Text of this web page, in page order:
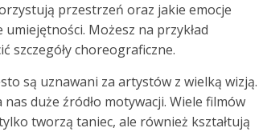
przestrzeń oraz jakie emocje
Możesz na przykład
szczegóły choreograficzne.
są uznawani za artystów z wielką wizją.
duże źródło motywacji. Wiele filmów
tworzą taniec, ale również kształtują